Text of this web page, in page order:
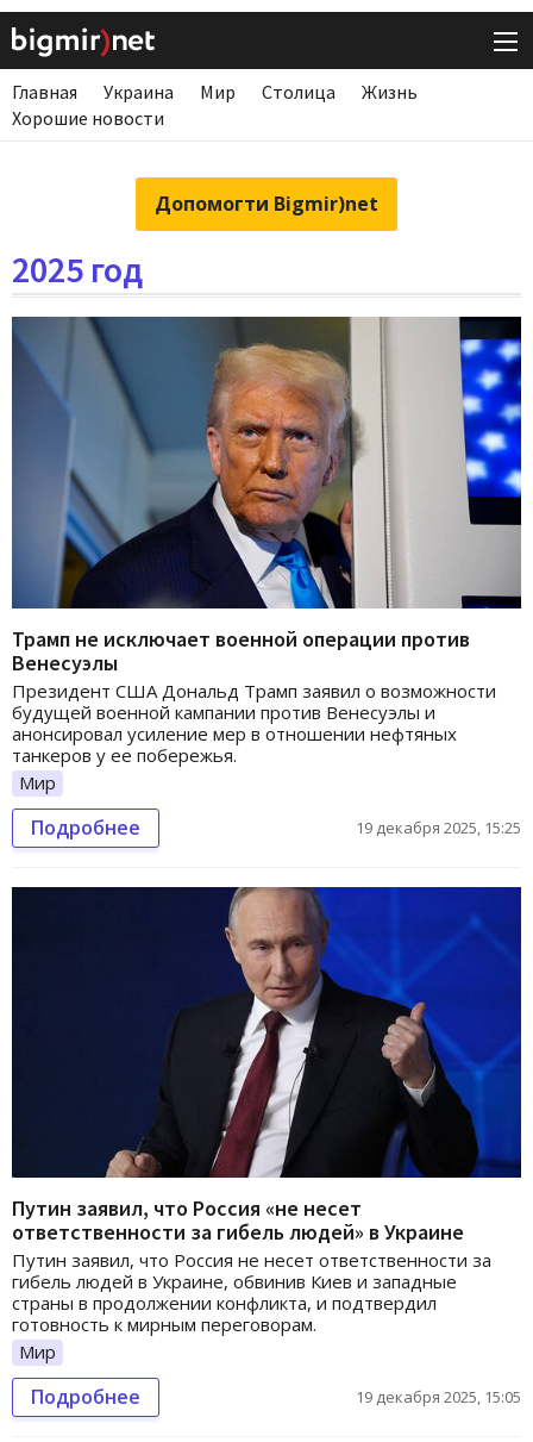
Главная Украина Мир Столица
Жизнь
Хорошие новости
Допомогти Bigmir)net
2025 год
Трамп не исключает военной операции против
Венесуэлы
Президент США Дональд Трамп заявил о возможности
будущей военной кампании против Венесуэлы и
анонсировал усиление мер в отношении нефтяных
танкеров у ее побережья.
Мир
Подробнее 19 декабря 2025, 15:25
Путин заявил, что Россия «не несет
ответственности за гибель людей» в Украине
Путин заявил, что Россия не несет ответственности за
гибель людей в Украине, обвинив Киев и западные
страны в продолжении конфликта, и подтвердил
готовность к мирным переговорам.
Мир
Подробнее 19 декабря 2025, 15:05